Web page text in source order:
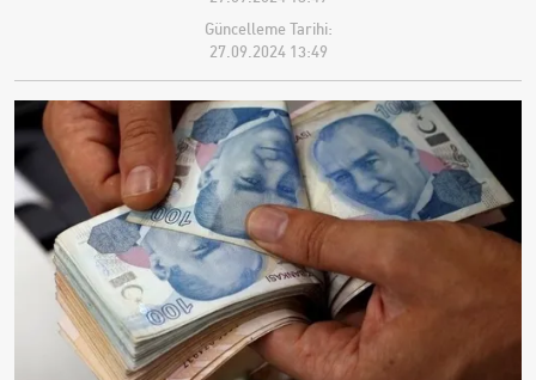
Güncelleme Tarihi:
27.09.2024 13:49